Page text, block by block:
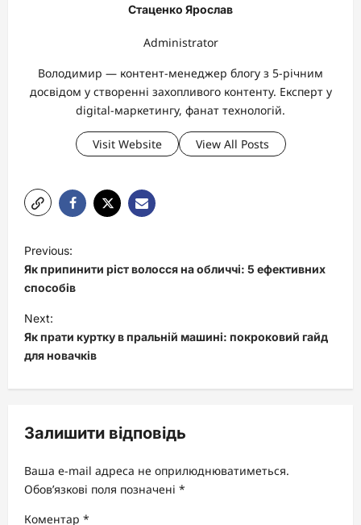
Стаценко Ярослав
Administrator
Володимир — контент-менеджер блогу з 5-річним
досвідом у створенні захопливого контенту. Експерт у
digital-маркетингу, фанат технологій.
Visit Website View All Posts
o
s
t
n
a
v
g
a
t
i
Previous:
Як припинити ріст волосся на обличчі: 5 ефективних
способів
Next:
Як прати куртку в пральній машині: покроковий гайд
для новачків
Залишити відповідь
Ваша e-mail адреса не оприлюднюватиметься.
Обов’язкові поля позначені *
Коментар *